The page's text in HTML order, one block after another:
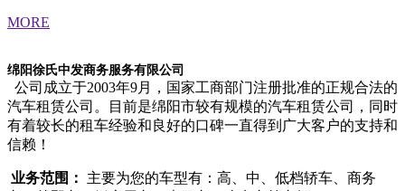
MORE
绵阳徐氏中发商务服务有限公司
公司成立于2003年9月，国家工商部门注册批准的正规合法的
汽车租赁公司。目前是绵阳市较有规模的汽车租赁公司，同时
有着较长的租车经验和良好的口碑一直得到广大客户的支持和
信赖！
业务范围：
主要为您的车型有：高、中、低档轿车、商务